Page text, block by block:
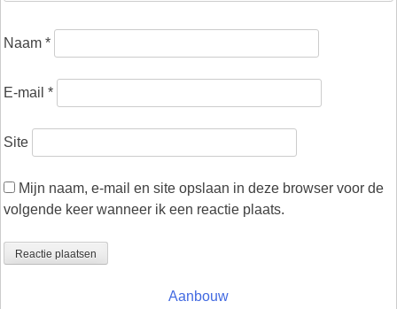
Naam *
E-mail *
Site
Mijn naam, e-mail en site opslaan in deze browser voor de
volgende keer wanneer ik een reactie plaats.
Aanbouw